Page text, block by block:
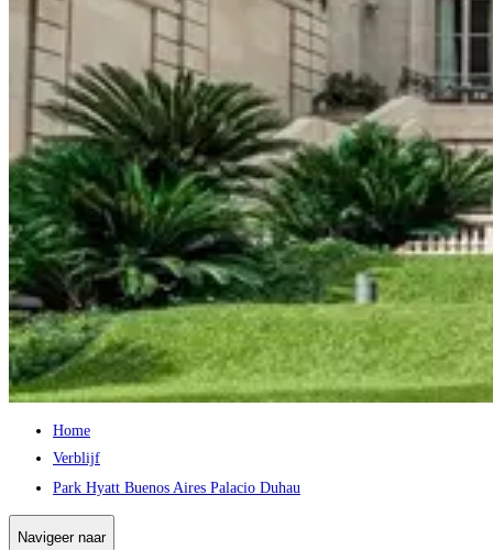
Home
Verblijf
Park Hyatt Buenos Aires Palacio Duhau
Navigeer naar